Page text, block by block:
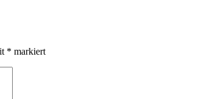
* markiert